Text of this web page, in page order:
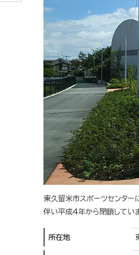
東久留米市スポーツセンター
伴い平成4年から閉鎖してい
所在地